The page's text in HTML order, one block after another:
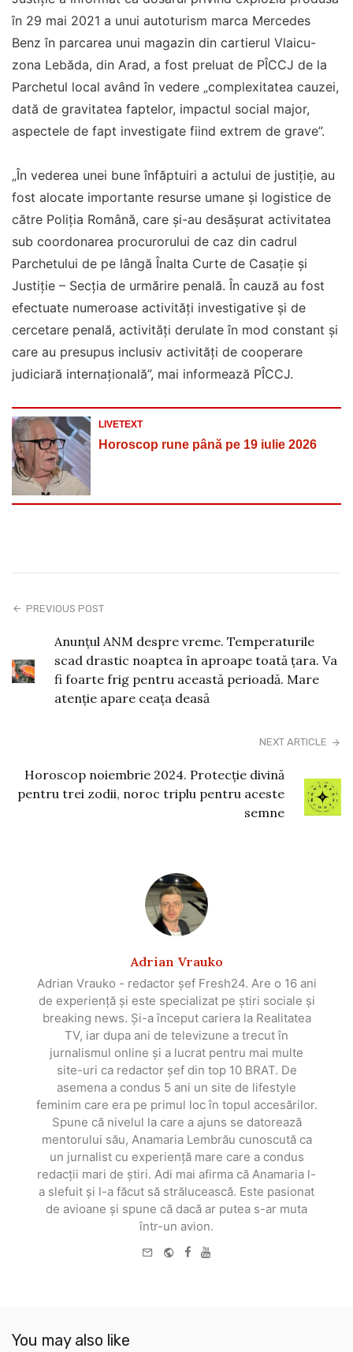
în 29 mai 2021 a unui autoturism marca Mercedes
Benz în parcarea unui magazin din cartierul Vlaicu-
zona Lebăda, din Arad, a fost preluat de PÎCCJ de la
Parchetul local având în vedere „complexitatea cauzei,
dată de gravitatea faptelor, impactul social major,
aspectele de fapt investigate fiind extrem de grave”.
„În vederea unei bune înfăptuiri a actului de justiţie, au
fost alocate importante resurse umane şi logistice de
către Poliţia Română, care şi-au desăşurat activitatea
sub coordonarea procurorului de caz din cadrul
Parchetului de pe lângă Înalta Curte de Casaţie şi
Justiţie – Secţia de urmărire penală. În cauză au fost
efectuate numeroase activităţi investigative şi de
cercetare penală, activităţi derulate în mod constant şi
care au presupus inclusiv activităţi de cooperare
judiciară internaţională”, mai informează PÎCCJ.
LIVETEXT
Horoscop rune până pe 19 iulie 2026
PREVIOUS POST
Anunțul ANM despre vreme. Temperaturile
scad drastic noaptea în aproape toată țara. Va
fi foarte frig pentru această perioadă. Mare
atenție apare ceața deasă
NEXT ARTICLE
Horoscop noiembrie 2024. Protecţie divină
pentru trei zodii, noroc triplu pentru aceste
semne
Adrian Vrauko
Adrian Vrauko - redactor șef Fresh24. Are o 16 ani
de experiență și este specializat pe știri sociale și
breaking news. Și-a început cariera la Realitatea
TV, iar dupa ani de televizune a trecut în
jurnalismul online și a lucrat pentru mai multe
site-uri ca redactor șef din top 10 BRAT. De
asemena a condus 5 ani un site de lifestyle
feminim care era pe primul loc în topul accesărilor.
Spune că nivelul la care a ajuns se datorează
mentorului său, Anamaria Lembrău cunoscută ca
un jurnalist cu experiență mare care a condus
redacții mari de știri. Adi mai afirma că Anamaria l-
a slefuit și l-a făcut să strălucească. Este pasionat
de avioane și spune că dacă ar putea s-ar muta
într-un avion.
e-
WebsiteFacebook
You may also like